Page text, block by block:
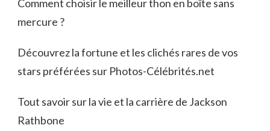
Comment choisir le meilleur thon en boîte sans
mercure ?
Découvrez la fortune et les clichés rares de vos
stars préférées sur Photos-Célébrités.net
Tout savoir sur la vie et la carrière de Jackson
Rathbone